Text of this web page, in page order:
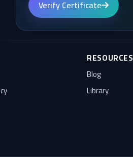
Verify Certificate
RESOURCES
Blog
Library